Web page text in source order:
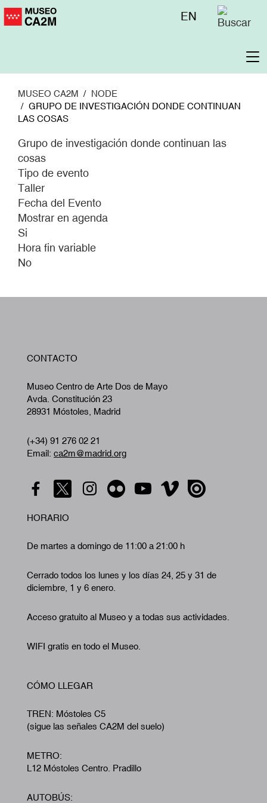
Pasar
Menú
EN
MUSEO CA2M
NODE
GRUPO DE INVESTIGACIÓN DONDE CONTINUAN
LAS COSAS
Grupo de investigación donde continuan las
cosas
Tipo de evento
Taller
Fecha del Evento
Mostrar en agenda
Si
Hora fin variable
No
CONTACTO
Museo Centro de Arte Dos de Mayo
Avda. Constitución 23
28931 Móstoles, Madrid
(+34) 91 276 02 21
Email: ca2m@madrid.org
HORARIO
De martes a domingo de 11:00 a 21:00 h
Cerrado todos los lunes y los días 24, 25 y 31 de
diciembre, 1 y 6 enero.
Acceso gratuito al Museo y a todas sus actividades.
WIFI gratis en todo el Museo.
CÓMO LLEGAR
TREN: Móstoles C5
(sigue las señales CA2M del suelo)
METRO:
L12 Móstoles Centro. Pradillo
AUTOBÚS: